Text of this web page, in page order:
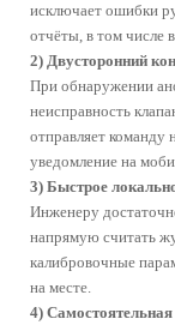
Решение
счётчиков
Услуги
Скачать
Часто
ESG
Наше
исключает ошибки
отчёты, в том числе
2) Двусторонний
При обнаружении
неисправность
отправляет команду
уведомление на
3) Быстрое
Инженеру
напрямую считать
калибровочные
на месте.
4)